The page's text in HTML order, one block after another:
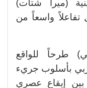
(ميرا شتات)
تفاعلاً واسعاً من
طرحاً للواقع
بأسلوب جريء
إيقاع عصري